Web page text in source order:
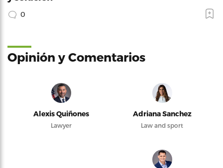
0
Opinión y Comentarios
Alexis Quiñones
Lawyer
Adriana Sanchez
Law and sport